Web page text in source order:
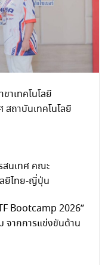
าเทคโนโลยี
สถาบันเทคโนโลยี
สนเทศ คณะ
ลยีไทย-ญี่ปุ่น
Bootcamp 2026”
จากการแข่งขันด้าน